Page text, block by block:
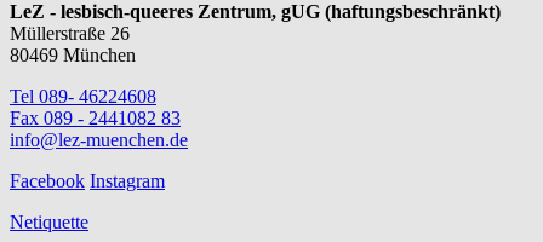
LeZ - lesbisch-queeres Zentrum, gUG (haftungsbeschränkt)
Müllerstraße 26
80469 München
Tel 089- 46224608
Fax 089 - 2441082 83
info@lez-muenchen.de
Facebook Instagram
Netiquette